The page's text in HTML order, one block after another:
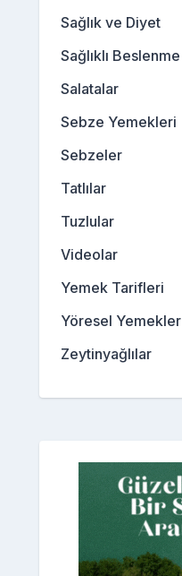
Sağlık ve Diyet
Sağlıklı Beslenme
Salatalar
Sebze Yemekleri
Sebzeler
Tatlılar
Tuzlular
Videolar
Yemek Tarifleri
Yöresel Yemekler
Zeytinyağlılar